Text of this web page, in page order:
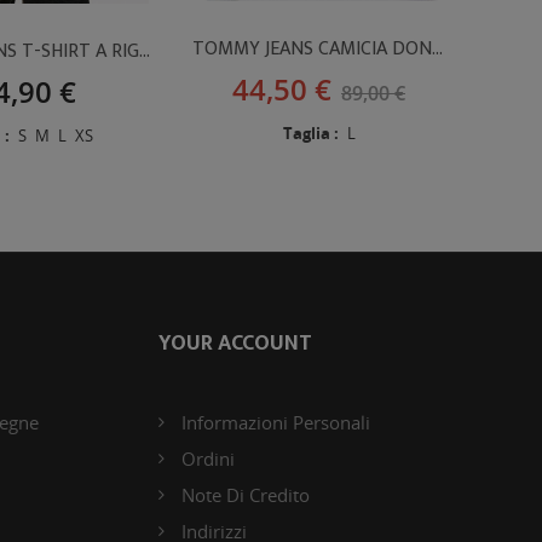
TOMMY JEANS T-SHIRT A RIGHE CON LOGO
€
: S M L XS
TOMMY JEANS CAMICIA DONNA RIGATA
44,50 € 89,00 €
Taglia : L
YOUR ACCOUNT
Informazioni Personali
Ordini
Note Di Credito
Indirizzi